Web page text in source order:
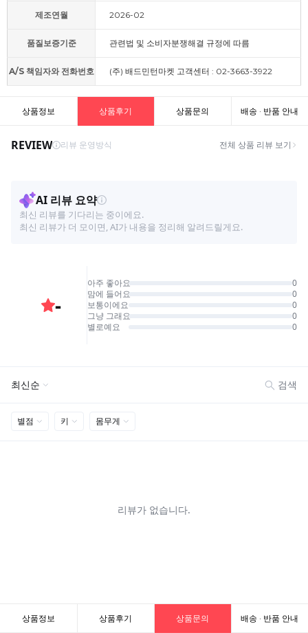
제조연월 2026-02
품질보증기준 관련법 및 소비자분쟁해결 규정에 따름
A/S 책임자와 전화번호 (주) 배드민턴마켓 고객센터 : 02-3663-3922
상품정보 상품후기 상품문의 배송 · 반품 안내
상품정보 상품후기 상품문의 배송 · 반품 안내